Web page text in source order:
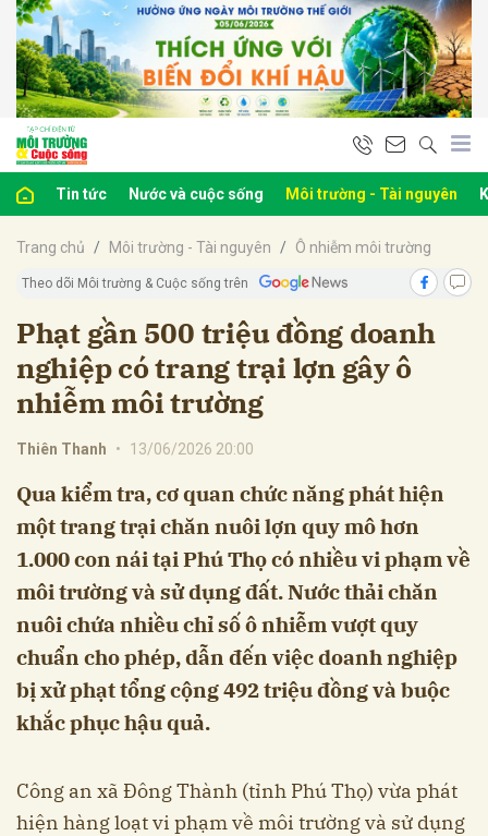
Tin tức Nước và cuộc sống Môi trường - Tài nguyên
Trang chủ Môi trường - Tài nguyên Ô nhiễm môi trường
Theo dõi Môi trường & Cuộc sống trên
Phạt gần 500 triệu đồng doanh
nghiệp có trang trại lợn gây ô
nhiễm môi trường
Thiên Thanh • 13/06/2026 20:00
Qua kiểm tra, cơ quan chức năng phát hiện
một trang trại chăn nuôi lợn quy mô hơn
1.000 con nái tại Phú Thọ có nhiều vi phạm về
môi trường và sử dụng đất. Nước thải chăn
nuôi chứa nhiều chỉ số ô nhiễm vượt quy
chuẩn cho phép, dẫn đến việc doanh nghiệp
bị xử phạt tổng cộng 492 triệu đồng và buộc
khắc phục hậu quả.
Công an xã Đông Thành (tỉnh Phú Thọ) vừa phát
hiện hàng loạt vi phạm về môi trường và sử dụng
luận
Hủy